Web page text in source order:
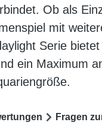
Ob als
mit
Serie bietet
ein Maximum
Fragen